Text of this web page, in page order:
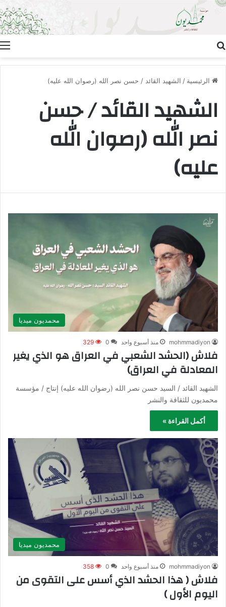
الرئيسية / الشهيد القائد / حسن نصر الله (رصوان الله عليه)
الشهيد القائد / حسن
نصر الله (رصوان الله
عليه)
محمديون ميديا
mohmmadiyon منذ أسبوع واحد 0
329
فلاش (الحشد الشعبي في العراق هو الذي يغير
المعادلة في العراق)‍‍
الشهيد القائد / السيد حسن نصر الله (رضوان الله عليه)‍‍ إنتاج / مؤسسة
محمديون للثقافة والنشر ‍
أكمل القراءة »
محمديون ميديا
mohmmadiyon منذ أسبوع واحد 0
358
فلاش ( هذا الحشد الذي أسس على التقوى من
اليوم الأول )‍‍